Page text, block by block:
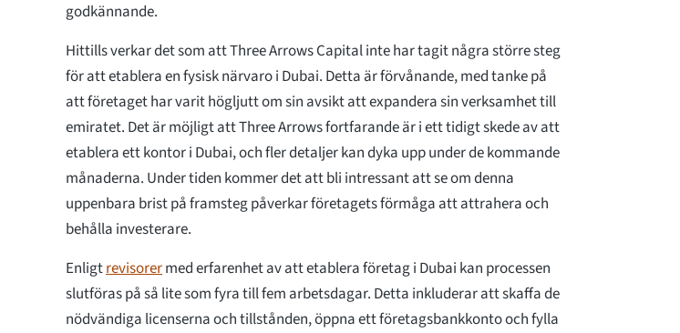
godkännande.
Hittills verkar det som att Three Arrows Capital inte har tagit några större steg
för att etablera en fysisk närvaro i Dubai. Detta är förvånande, med tanke på
att företaget har varit högljutt om sin avsikt att expandera sin verksamhet till
emiratet. Det är möjligt att Three Arrows fortfarande är i ett tidigt skede av att
etablera ett kontor i Dubai, och fler detaljer kan dyka upp under de kommande
månaderna. Under tiden kommer det att bli intressant att se om denna
uppenbara brist på framsteg påverkar företagets förmåga att attrahera och
behålla investerare.
Enligtrevisorermed erfarenhet av att etablera företag i Dubai kan processen
slutföras på så lite som fyra till fem arbetsdagar. Detta inkluderar att skaffa de
nödvändiga licenserna och tillstånden, öppna ett företagsbankkonto och fylla